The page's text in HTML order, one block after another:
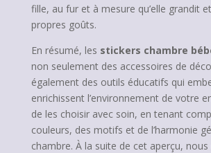
fille, au fur et à mesure qu’elle grandit
propres goûts.
En résumé, les stickers chambre
non seulement des accessoires de
également des outils éducatifs qui
enrichissent l’environnement de votre
de les choisir avec soin, en tenant
couleurs, des motifs et de l’harmonie
chambre. À la suite de cet aperçu,